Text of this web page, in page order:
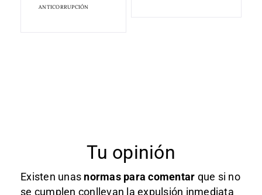
ANTICORRUPCIÓN
Tu opinión
Existen unas normas para comentar que si no
se cumplen conllevan la expulsión inmediata